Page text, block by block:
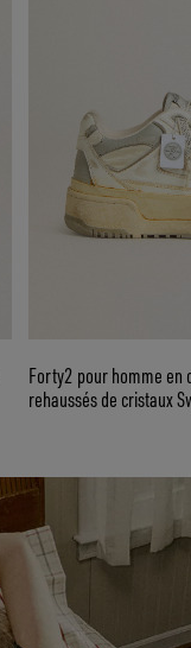
Forty2 pour homme en
rehaussés de cristaux